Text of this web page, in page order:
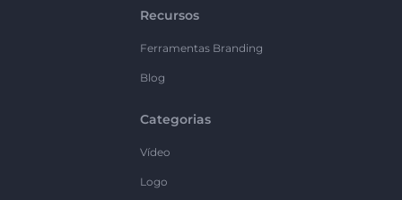
Recursos
Ferramentas Branding
Blog
Categorias
Vídeo
Logo